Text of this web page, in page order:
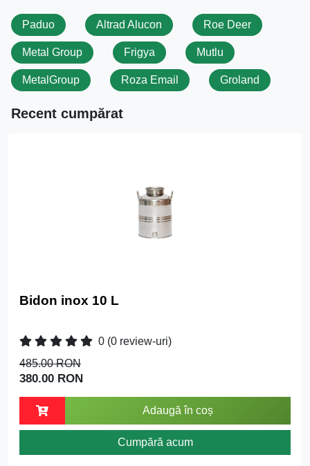
Paduo Altrad Alucon Roe Deer
Metal Group Frigya Mutlu
MetalGroup Roza Email Groland
Recent cumpărat
Bidon inox 10 L
0 (0 review-uri)
485.00 RON
380.00 RON
Adaugă în coș
Cumpără acum